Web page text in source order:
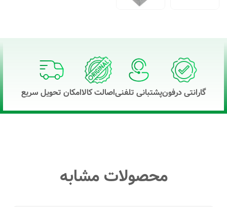
گارانتی درفونپشتبانی تلفنیاصالت کالاامکان تحویل سریع
محصولات مشابه